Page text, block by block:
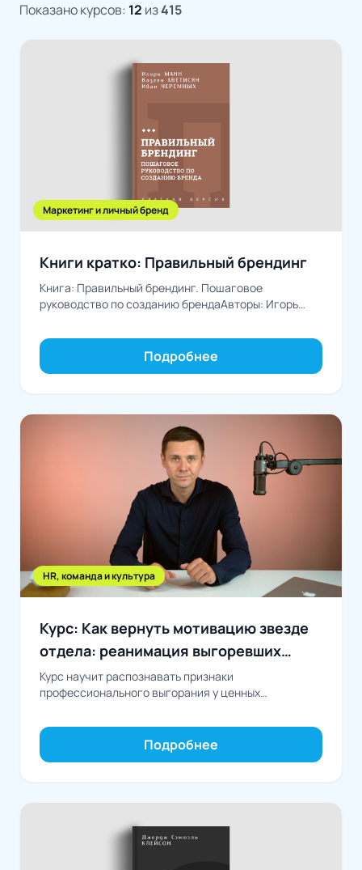
Показано курсов: 12 из415
Маркетинг и личный бренд
Книги кратко: Правильный брендинг
Книга: Правильный брендинг. Пошаговое
руководство по созданию брендаАвторы: Игорь
Подробнее
HR, команда и культура
Курс: Как вернуть мотивацию звезде
отдела: реанимация выгоревших
талантов
Курс научит распознавать признаки
профессионального выгорания у ценных
системную работу по восстановлению и
Подробнее